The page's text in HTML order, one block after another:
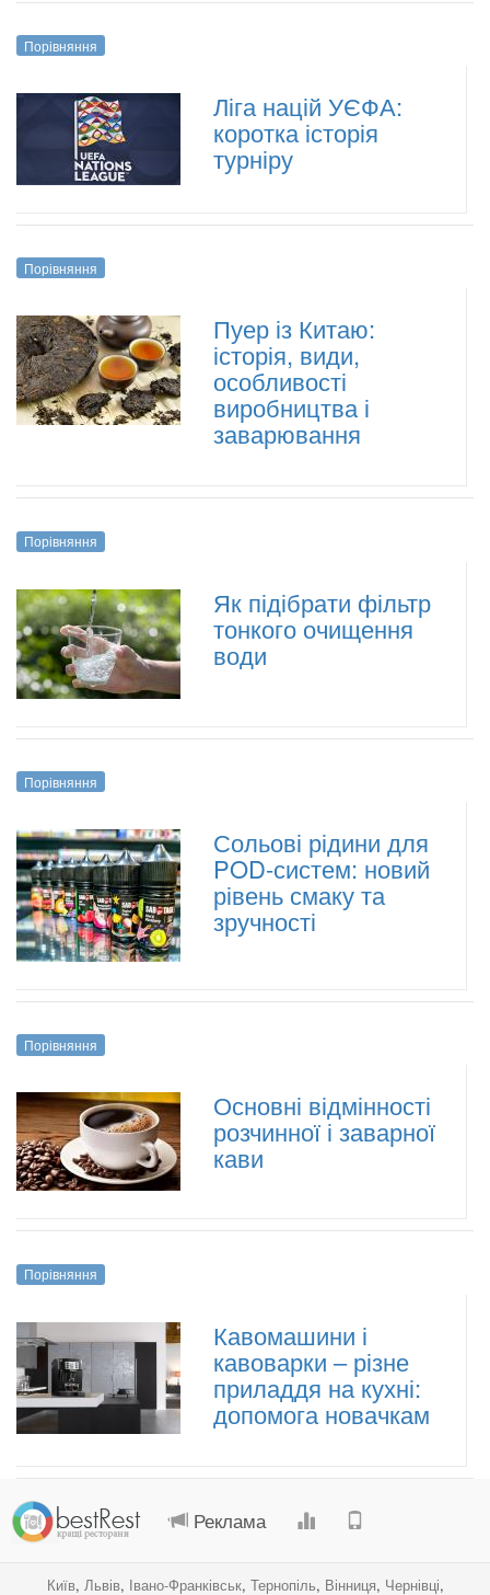
Порівняння
Ліга націй УЄФА:
коротка історія
турніру
Порівняння
Пуер із Китаю:
історія, види,
особливості
виробництва і
заварювання
Порівняння
Як підібрати фільтр
тонкого очищення
води
Порівняння
Сольові рідини для
POD-систем: новий
рівень смаку та
зручності
Порівняння
Основні відмінності
розчинної і заварної
кави
Порівняння
Кавомашини і
кавоварки – різне
приладдя на кухні:
допомога новачкам
Реклама
Київ, Львів, Івано-Франківськ, Тернопіль, Вінниця, Чернівці,